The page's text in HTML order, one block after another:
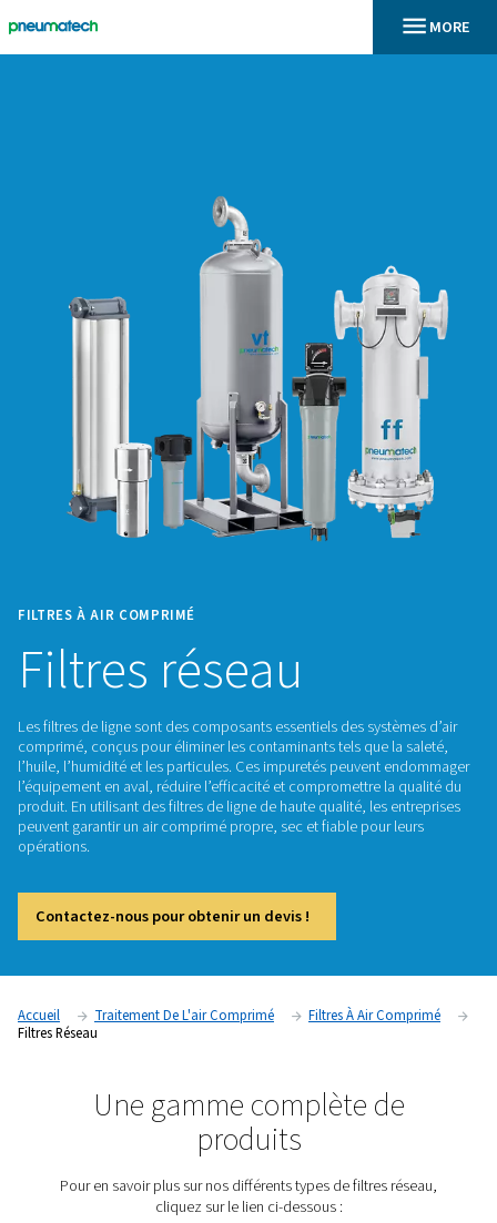
FILTRES À AIR COMPRIMÉ
Filtres réseau
Les filtres de ligne sont des composants essentiels des
comprimé, conçus pour éliminer les contaminants tels que
l’équipement en aval, réduire l’efficacité et compromettre
produit. En utilisant des filtres de ligne de haute qualité, les
peuvent garantir un air comprimé propre, sec et fiable pour
Contactez-nous pour obtenir un devis !